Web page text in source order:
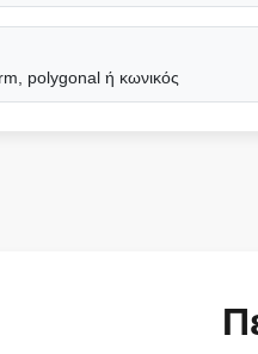
polygonal ή κωνικός